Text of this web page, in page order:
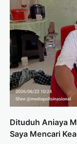
Dituduh Aniaya
Saya Mencari